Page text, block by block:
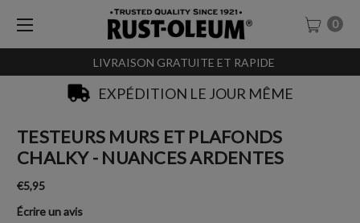
LIVRAISON GRATUITE ET RAPIDE
0
EXPÉDITION LE JOUR MÊME
TESTEURS MURS ET PLAFONDS
CHALKY - NUANCES ARDENTES
€5,95
Écrire un avis